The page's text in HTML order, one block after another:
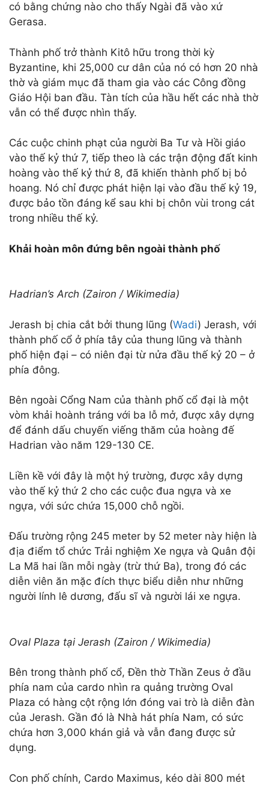
có bằng chứng nào cho thấy Ngài đã vào xứ
Gerasa.
Thành phố trở thành Kitô hữu trong thời kỳ
Byzantine, khi 25,000 cư dân của nó có hơn 20 nhà
thờ và giám mục đã tham gia vào các Công đồng
Giáo Hội ban đầu. Tàn tích của hầu hết các nhà thờ
vẫn có thể được nhìn thấy.
Các cuộc chinh phạt của người Ba Tư và Hồi giáo
vào thế kỷ thứ 7, tiếp theo là các trận động đất kinh
hoàng vào thế kỷ thứ 8, đã khiến thành phố bị bỏ
hoang. Nó chỉ được phát hiện lại vào đầu thế kỷ 19,
được bảo tồn đáng kể sau khi bị chôn vùi trong cát
trong nhiều thế kỷ.
Khải hoàn môn đứng bên ngoài thành phố
Hadrian’s Arch (Zairon / Wikimedia)
Jerash bị chia cắt bởi thung lũng (Wadi) Jerash, với
thành phố cổ ở phía tây của thung lũng và thành
phố hiện đại – có niên đại từ nửa đầu thế kỷ 20 – ở
phía đông.
Bên ngoài Cổng Nam của thành phố cổ đại là một
vòm khải hoành tráng với ba lỗ mở, được xây dựng
để đánh dấu chuyến viếng thăm của hoàng đế
Hadrian vào năm 129-130 CE.
Liền kề với đây là một hý trường, được xây dựng
vào thế kỷ thứ 2 cho các cuộc đua ngựa và xe
ngựa, với sức chứa 15,000 chỗ ngồi.
Đấu trường rộng 245 meter by 52 meter này hiện là
địa điểm tổ chức Trải nghiệm Xe ngựa và Quân đội
La Mã hai lần mỗi ngày (trừ thứ Ba), trong đó các
diễn viên ăn mặc đích thực biểu diễn như những
người lính lê dương, đấu sĩ và người lái xe ngựa.
Oval Plaza tại Jerash (Zairon / Wikimedia)
Bên trong thành phố cổ, Đền thờ Thần Zeus ở đầu
phía nam của cardo nhìn ra quảng trường Oval
Plaza có hàng cột rộng lớn đóng vai trò là diễn đàn
của Jerash. Gần đó là Nhà hát phía Nam, có sức
chứa hơn 3,000 khán giả và vẫn đang được sử
dụng.
Con phố chính, Cardo Maximus, kéo dài 800 mét